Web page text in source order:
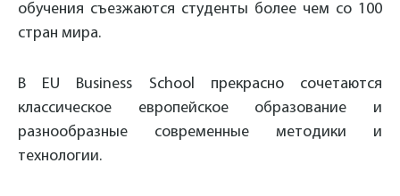
обучения съезжаются студенты более чем со 100
стран мира.
В EU Business School прекрасно сочетаются
классическое европейское образование и
разнообразные современные методики и
технологии.